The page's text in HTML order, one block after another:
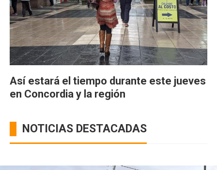
Así estará el tiempo durante este jueves
en Concordia y la región
NOTICIAS DESTACADAS